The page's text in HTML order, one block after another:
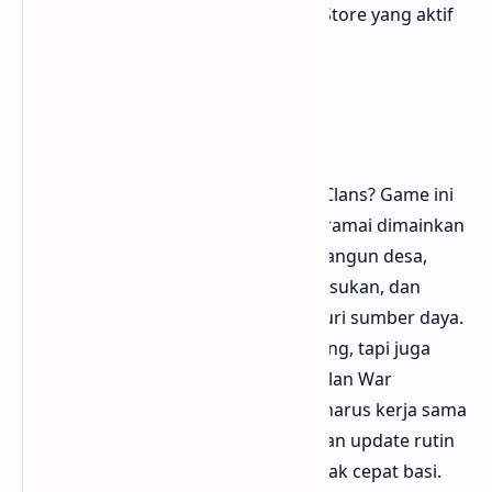
lengkap dengan link download Play Store yang aktif
Siapa sih yang nggak kenal Clash of Clans? Game ini
klasik banget di Android, tapi masih ramai dimainkan
sampai sekarang. Kamu akan membangun desa,
memperkuat pertahanan, melatih pasukan, dan
menyerang pemain lain untuk mencuri sumber daya.
Strategi di sini nggak cuma soal serang, tapi juga
penataan base supaya sulit dijebol. Clan War
menambah keseruan, karena kamu harus kerja sama
dengan teman untuk menang. Dengan update rutin
dan event spesial, Clash of Clans nggak cepat basi.